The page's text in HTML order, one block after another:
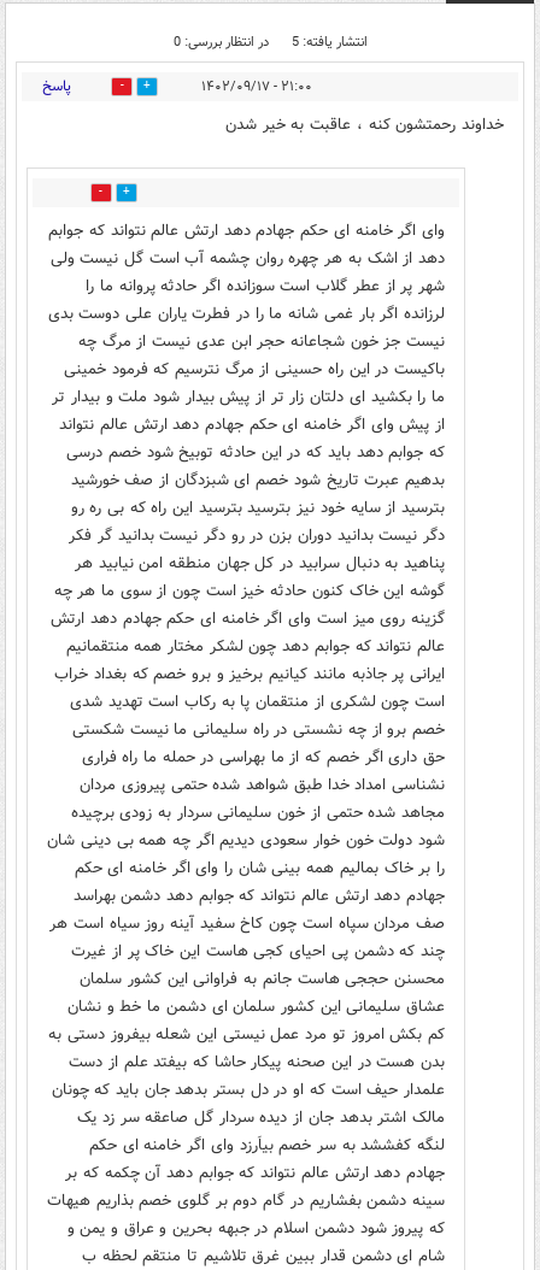
انتشار یافته: 5 در انتظار بررسی: 0
۲۱:۰۰ - ۱۴۰۲/۰۹/۱۷ 14 پاسخ
خداوند رحمتشون کنه ، عاقبت به خیر شدن
1
وای اگر خامنه ای حکم جهادم دهد ارتش عالم نتواند که جوابم
دهد از اشک به هر چهره روان چشمه آب است گل نیست ولی
شهر پر از عطر گلاب است سوزانده اگر حادثه پروانه ما را
لرزانده اگر بار غمی شانه ما را در فطرت یاران علی دوست بدی
نیست جز خون شجاعانه حجر ابن عدی نیست از مرگ چه
باکیست در این راه حسینی از مرگ نترسیم که فرمود خمینی
ما را بکشید ای دلتان زار تر از پیش بیدار شود ملت و بیدار تر
از پیش وای اگر خامنه ای حکم جهادم دهد ارتش عالم نتواند
که جوابم دهد باید که در این حادثه توبیخ شود خصم درسی
بدهیم عبرت تاریخ شود خصم ای شبزدگان از صف خورشید
بترسید از سایه خود نیز بترسید بترسید این راه که بی ره رو
دگر نیست بدانید دوران بزن در رو دگر نیست بدانید گر فکر
پناهید به دنبال سرابید در کل جهان منطقه امن نیابید هر
گوشه این خاک کنون حادثه خیز است چون از سوی ما هر چه
گزینه روی میز است وای اگر خامنه ای حکم جهادم دهد ارتش
عالم نتواند که جوابم دهد چون لشکر مختار همه منتقمانیم
ایرانی پر جاذبه مانند کیانیم برخیز و برو خصم که بغداد خراب
است چون لشکری از منتقمان پا به رکاب است تهدید شدی
خصم برو از چه نشستی در راه سلیمانی ما نیست شکستی
حق داری اگر خصم که از ما بهراسی در حمله ما راه فراری
نشناسی امداد خدا طبق شواهد شده حتمی پیروزی مردان
مجاهد شده حتمی از خون سلیمانی سردار به زودی برچیده
شود دولت خون خوار سعودی دیدیم اگر چه همه بی دینی شان
را بر خاک بمالیم همه بینی شان را وای اگر خامنه ای حکم
جهادم دهد ارتش عالم نتواند که جوابم دهد دشمن بهراسد
صف مردان سپاه است چون کاخ سفید آینه روز سیاه است هر
چند که دشمن پی احیای کجی هاست این خاک پر از غیرت
محسنن حججی هاست جانم به فراوانی این کشور سلمان
عشاق سلیمانی این کشور سلمان ای دشمن ما خط و نشان
کم بکش امروز تو مرد عمل نیستی این شعله بیفروز دستی به
بدن هست در این صحنه پیکار حاشا که بیفتد علم از دست
علمدار حیف است که او در دل بستر بدهد جان باید که چونان
مالک اشتر بدهد جان از دیده سردار گل صاعقه سر زد یک
لنگه کفششد به سر خصم بیاَرزد وای اگر خامنه ای حکم
جهادم دهد ارتش عالم نتواند که جوابم دهد آن چکمه که بر
سینه دشمن بفشاریم در گام دوم بر گلوی خصم بذاریم هیهات
که پیروز شود دشمن اسلام در جبهه بحرین و عراق و یمن و
شام ای دشمن قدار ببین غرق تلاشیم تا منتقم لحظه ب